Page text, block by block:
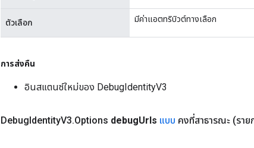
ตัวเลือก มีค่าแอตทริบิวต์ทางเลือก
การส่งคืน
อินสแตนซ์ใหม่ของ DebugIdentityV3
DebugIdentityV3.Options debugUrls แบบ คงที่สาธารณะ (ราย